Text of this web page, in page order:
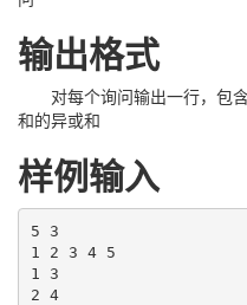
输出格式
对每个询问输出一行，包
和的异或和
样例输入
5 3
1 2 3 4 5
1 3
2 4